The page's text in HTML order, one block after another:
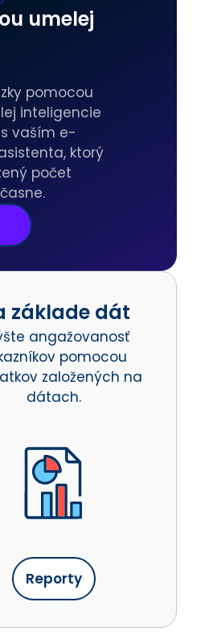
umelej
pomocou
inteligencie
vaším e-
ktorý
počet
základe dát
angažovanosť
pomocou
založených na
dátach.
Reporty